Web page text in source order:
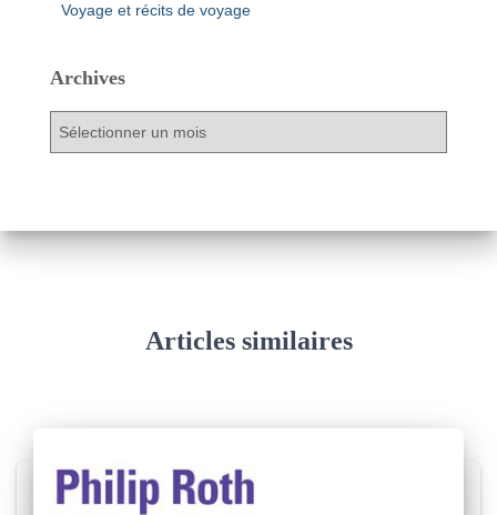
Voyage et récits de voyage
Archives
v
Articles similaires